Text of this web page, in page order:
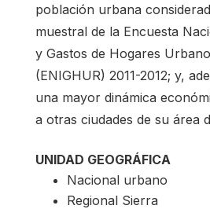
población urbana
muestral de la Encuesta
y Gastos de Hogares
(ENIGHUR) 2011-2012; y,
una mayor dinámica
a otras ciudades de su área
UNIDAD GEOGRÁFICA
Nacional urbano
Regional Sierra